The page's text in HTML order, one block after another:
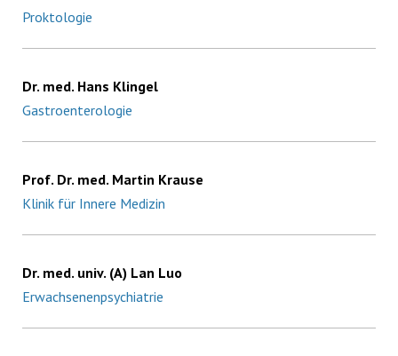
Proktologie
Dr. med. Hans Klingel
Gastroenterologie
Prof. Dr. med. Martin Krause
Klinik für Innere Medizin
Dr. med. univ. (A) Lan Luo
Erwachsenenpsychiatrie